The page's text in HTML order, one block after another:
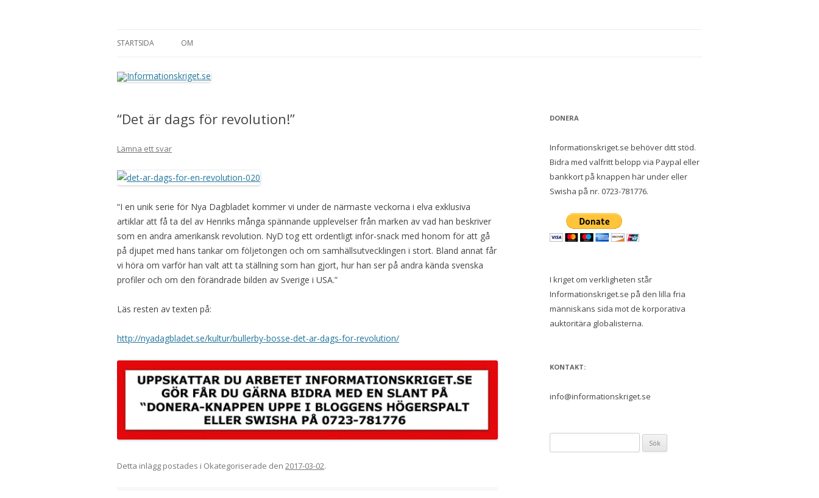
STARTSIDA OM
“Det är dags för revolution!”
Lämna ett svar
“I en unik serie för Nya Dagbladet kommer vi under de närmaste veckorna i elva exklusiva
artiklar att få ta del av Henriks många spännande upplevelser från marken av vad han beskriver
som en andra amerikansk revolution. NyD tog ett ordentligt inför-snack med honom för att gå
på djupet med hans tankar om följetongen och om samhällsutvecklingen i stort. Bland annat får
vi höra om varför han valt att ta ställning som han gjort, hur han ser på andra kända svenska
profiler och om den förändrade bilden av Sverige i USA.”
Läs resten av texten på:
http://nyadagbladet.se/kultur/bullerby-bosse-det-ar-dags-for-revolution/
Detta inlägg postades i Okategoriserade den 2017-03-02.
DONERA
Informationskriget.se behöver ditt stöd.
Bidra med valfritt belopp via Paypal eller
bankkort på knappen här under eller
Swisha på nr. 0723-781776.
I kriget om verkligheten står
Informationskriget.se på den lilla fria
människans sida mot de korporativa
auktoritära globalisterna.
KONTAKT:
info@informationskriget.se
efter: